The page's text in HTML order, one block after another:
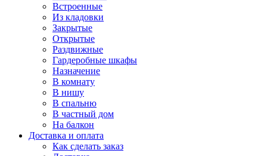
Встроенные
Из кладовки
Закрытые
Открытые
Раздвижные
Гардеробные шкафы
Назначение
В комнату
В нишу
В спальню
В частный дом
На балкон
Доставка и оплата
Как сделать заказ